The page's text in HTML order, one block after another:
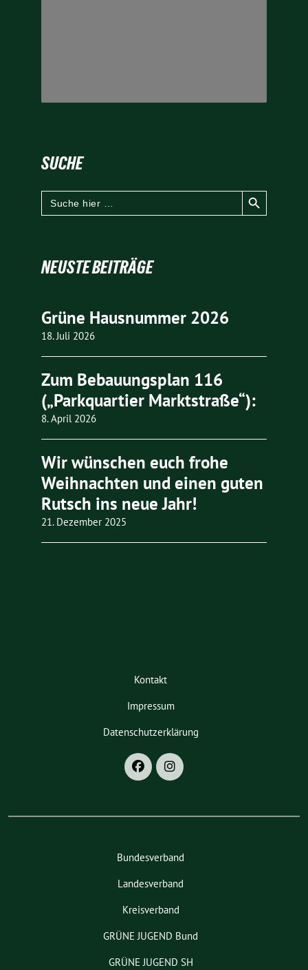
SUCHE
Search
for:
Search Button
NEUSTE BEITRÄGE
Grüne Hausnummer 2026
18. Juli 2026
Zum Bebauungsplan 116
(„Parkquartier Marktstraße“):
8. April 2026
Wir wünschen euch frohe
Weihnachten und einen guten
Rutsch ins neue Jahr!
21. Dezember 2025
Kontakt
Impressum
Datenschutzerklärung
Bundesverband
Landesverband
Kreisverband
GRÜNE JUGEND Bund
GRÜNE JUGEND SH